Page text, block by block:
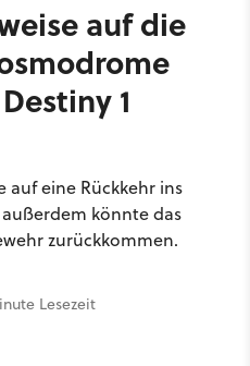
auf die
1
eine Rückkehr ins
könnte das
zurückkommen.
Lesezeit